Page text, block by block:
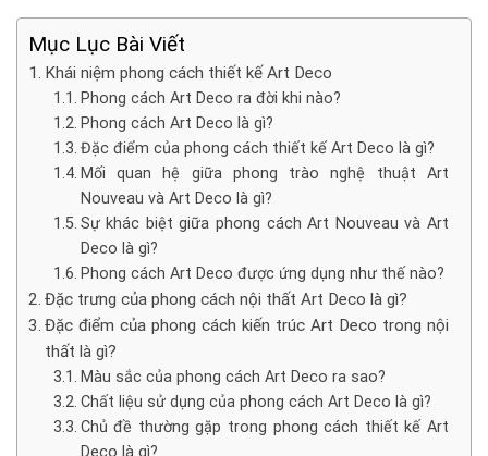
Mục Lục Bài Viết
Khái niệm phong cách thiết kế Art Deco
Phong cách Art Deco ra đời khi nào?
Phong cách Art Deco là gì?
Đặc điểm của phong cách thiết kế Art Deco là gì?
Mối quan hệ giữa phong trào nghệ thuật Art
Nouveau và Art Deco là gì?
Sự khác biệt giữa phong cách Art Nouveau và Art
Deco là gì?
Phong cách Art Deco được ứng dụng như thế nào?
Đặc trưng của phong cách nội thất Art Deco là gì?
Đặc điểm của phong cách kiến trúc Art Deco trong nội
thất là gì?
Màu sắc của phong cách Art Deco ra sao?
Chất liệu sử dụng của phong cách Art Deco là gì?
Chủ đề thường gặp trong phong cách thiết kế Art